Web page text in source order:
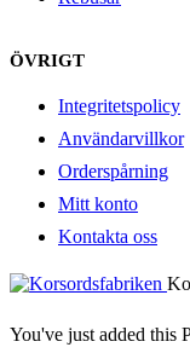
ÖVRIGT
Integritetspolicy
Användarvillkor
Orderspårning
Mitt konto
Kontakta oss
You've just added this